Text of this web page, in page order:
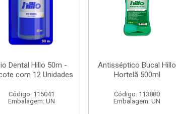
Dental Hillo 50m -
com 12 Unidades
Código: 115041
Embalagem: UN
Antisséptico Bucal Hillo
Hortelã 500ml
Código: 113880
Embalagem: UN